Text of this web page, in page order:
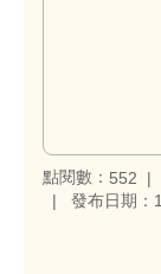
點閱數： 552
發布日期：